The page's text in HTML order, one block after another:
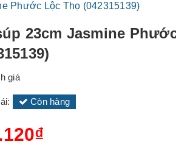
Phước Lộc Thọ (042315139)
23cm Jasmine
giá
Còn hàng